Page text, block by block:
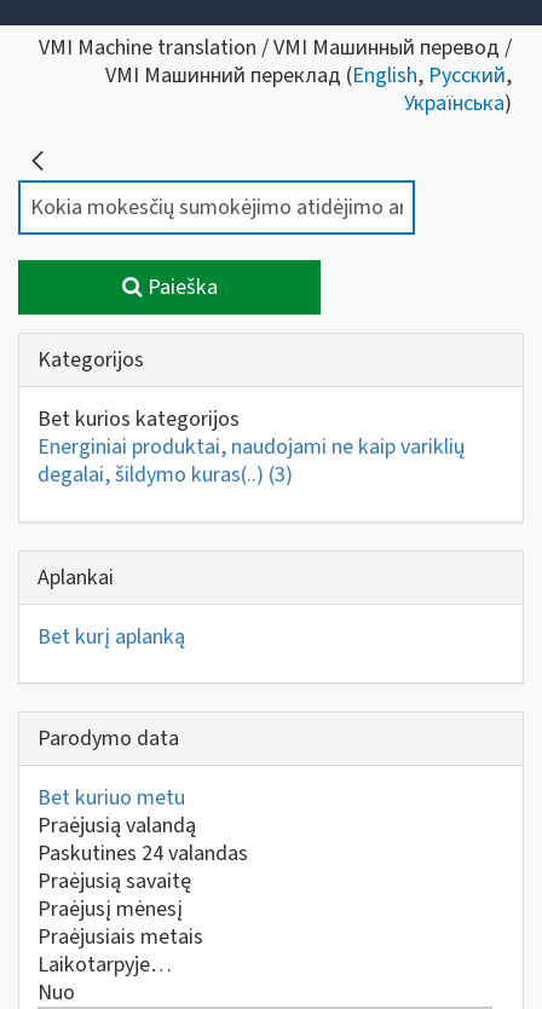
VMI Machine translation / VMI Машинный перевод /
VMI Машинний переклад (English, Русский,
Українська)
Paieška
Kategorijos
Bet kurios kategorijos
Energiniai produktai, naudojami ne kaip variklių
degalai, šildymo kuras(..) (3)
Aplankai
Bet kurį aplanką
Parodymo data
Bet kuriuo metu
Praėjusią valandą
Paskutines 24 valandas
Praėjusią savaitę
Praėjusį mėnesį
Praėjusiais metais
Laikotarpyje…
Nuo